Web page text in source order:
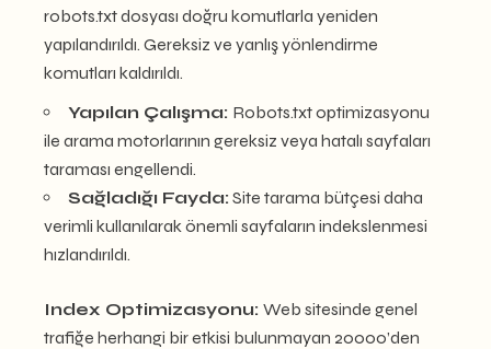
robots.txt dosyası doğru komutlarla yeniden
yapılandırıldı. Gereksiz ve yanlış yönlendirme
komutları kaldırıldı.
Yapılan Çalışma: Robots.txt optimizasyonu
ile arama motorlarının gereksiz veya hatalı sayfaları
taraması engellendi.
Sağladığı Fayda: Site tarama bütçesi daha
verimli kullanılarak önemli sayfaların indekslenmesi
hızlandırıldı.
Index Optimizasyonu:Web sitesinde genel
trafiğe herhangi bir etkisi bulunmayan 20000’den